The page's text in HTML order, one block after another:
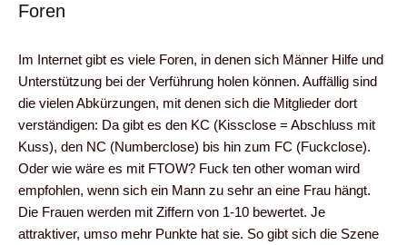
Foren
Im Internet gibt es viele Foren, in denen sich Männer Hilfe und
Unterstützung bei der Verführung holen können. Auffällig sind
die vielen Abkürzungen, mit denen sich die Mitglieder dort
verständigen: Da gibt es den KC (Kissclose = Abschluss mit
Kuss), den NC (Numberclose) bis hin zum FC (Fuckclose).
Oder wie wäre es mit FTOW? Fuck ten other woman wird
empfohlen, wenn sich ein Mann zu sehr an eine Frau hängt.
Die Frauen werden mit Ziffern von 1-10 bewertet. Je
attraktiver, umso mehr Punkte hat sie. So gibt sich die Szene